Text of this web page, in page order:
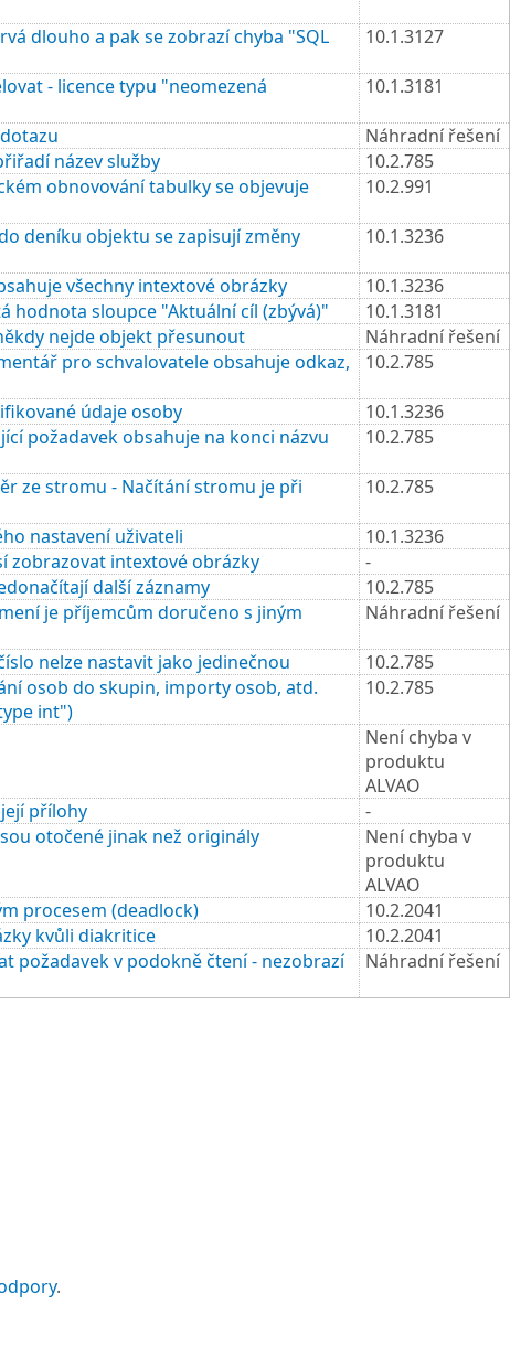
dlouho a pak se zobrazí chyba "SQL
10.1.3127
- licence typu "neomezená
10.1.3181
Náhradní řešení
název služby
10.2.785
obnovování tabulky se objevuje
10.2.991
deníku objektu se zapisují změny
10.1.3236
všechny intextové obrázky
10.1.3236
hodnota sloupce "Aktuální cíl (zbývá)"
10.1.3181
nejde objekt přesunout
Náhradní řešení
pro schvalovatele obsahuje odkaz,
10.2.785
údaje osoby
10.1.3236
požadavek obsahuje na konci názvu
10.2.785
ze stromu - Načítání stromu je při
10.2.785
nastavení uživateli
10.1.3236
zobrazovat intextové obrázky
-
další záznamy
10.2.785
je příjemcům doručeno s jiným
Náhradní řešení
nelze nastavit jako jedinečnou
10.2.785
osob do skupin, importy osob, atd.
int")
10.2.785
Není chyba v
produktu
ALVAO
její přílohy
-
otočené jinak než originály
Není chyba v
produktu
ALVAO
procesem (deadlock)
10.2.2041
kvůli diakritice
10.2.2041
požadavek v podokně čtení - nezobrazí
Náhradní řešení
.